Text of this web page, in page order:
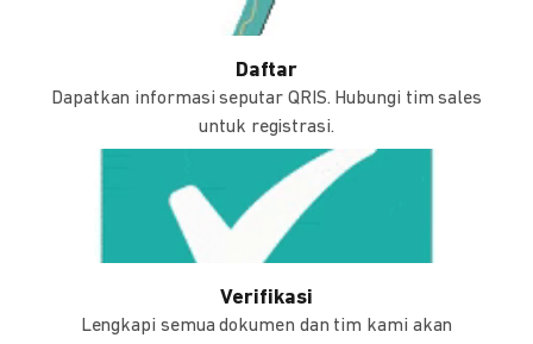
Daftar
Dapatkan informasi seputar QRIS. Hubungi tim sales
untuk registrasi.
Verifikasi
Lengkapi semua dokumen dan tim kami akan